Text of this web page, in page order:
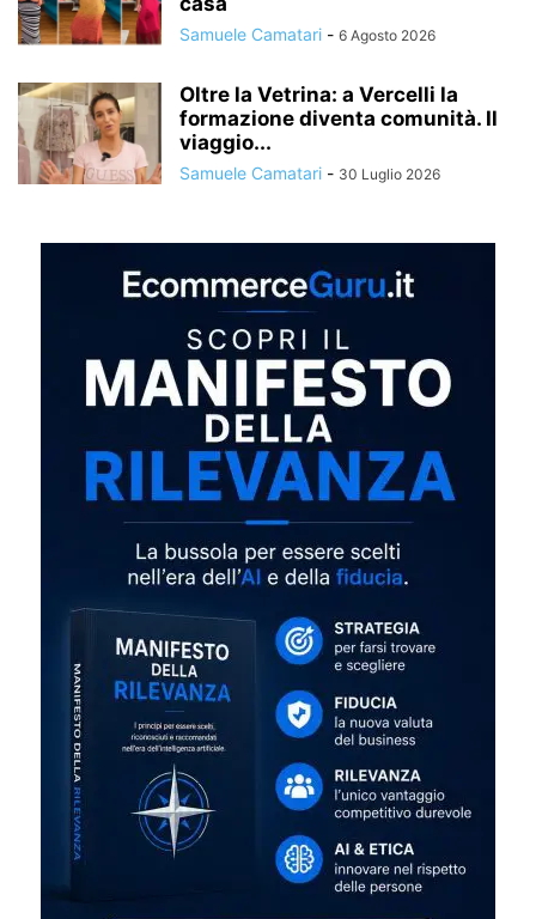
Samuele Camatari - 6 Agosto 2026
Oltre la Vetrina: a Vercelli la
formazione diventa comunità. Il
viaggio...
Samuele Camatari - 30 Luglio 2026